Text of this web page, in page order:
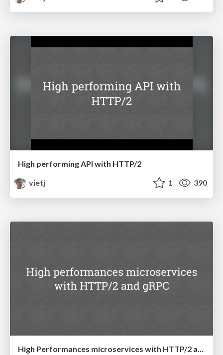
High performing API with HTTP/2
vietj
1 390
High Performances microservices with HTTP/2 and gRPC